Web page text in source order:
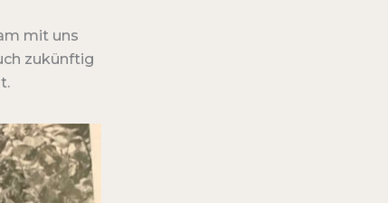
mit uns
zukünftig